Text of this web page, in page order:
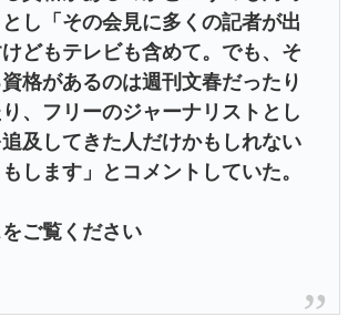
し「その会見に多くの記者が出
どもテレビも含めて。でも、そ
格があるのは週刊文春だったり
り、フリーのジャーナリストとし
及してきた人だけかもしれない
します」とコメントしていた。
ご覧ください